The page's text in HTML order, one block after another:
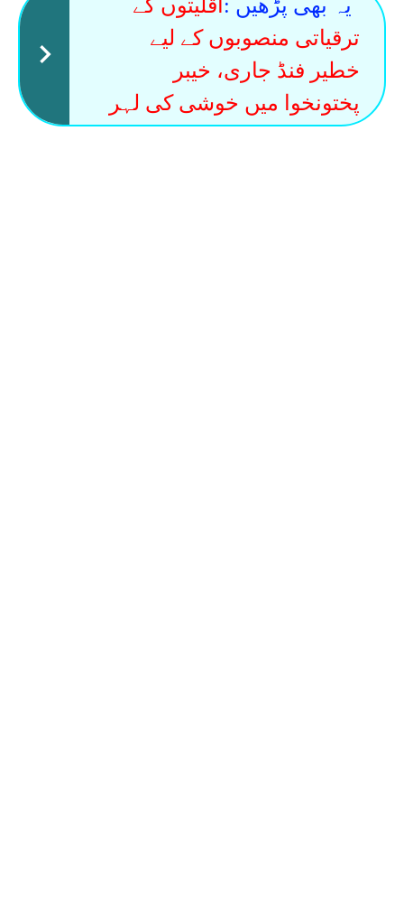
یہ بھی پڑھیں : اقلیتوں کے
ترقیاتی منصوبوں کے لیے
خطیر فنڈ جاری، خیبر
پختونخوا میں خوشی کی لہر